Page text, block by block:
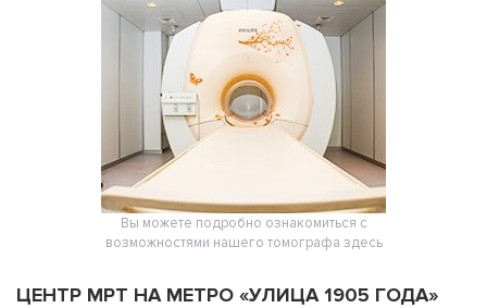
Вы можете подробно ознакомиться с
возможностями нашего томографа здесь
ЦЕНТР МРТ НА МЕТРО «УЛИЦА 1905 ГОДА»